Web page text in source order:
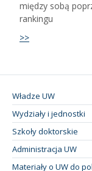
między sobą
rankingu
>>
Władze UW
Wydziały i jednostki
Szkoły doktorskie
Administracja UW
Materiały o UW do